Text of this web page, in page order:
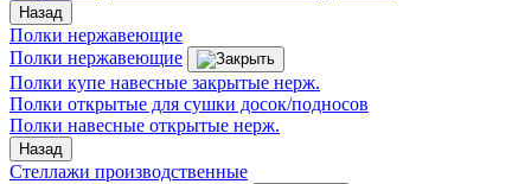
Назад
Полки нержавеющие
Полки нержавеющие
Полки купе навесные закрытые нерж.
Полки открытые для сушки досок/подносов
Полки навесные открытые нерж.
Назад
Стеллажи производственные